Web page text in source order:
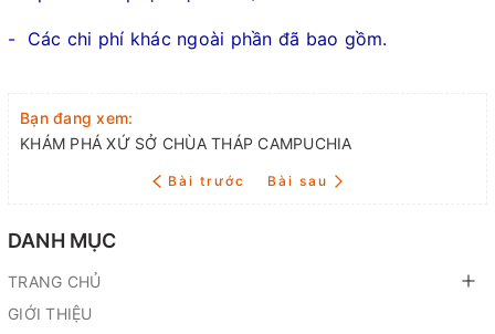
- Các chi phí khác ngoài phần đã bao gồm.
Bạn đang xem:
KHÁM PHÁ XỨ SỞ CHÙA THÁP CAMPUCHIA
Bài trước Bài sau
DANH MỤC
TRANG CHỦ
GIỚI THIỆU